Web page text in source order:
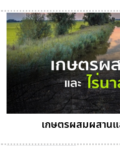
เกษตรผสมผสาน